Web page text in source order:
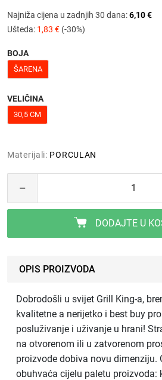
Najniža cijena u zadnjih 30 dana:6,10 €
Ušteda: 1,83 € (-30%)
BOJA
ŠARENA
VELIČINA
30,5 CM
Materijali: PORCULAN
DODAJTE U
OPIS PROIZVODA
Dobrodošli u svijet Grill King-a,
kvalitetne a nerijetko i best buy
posluživanje i uživanje u hrani!
na otvorenom ili u zatvorenom
proizvode dobiva novu dimenziju.
obuhvaća cijelu paletu proizvoda: